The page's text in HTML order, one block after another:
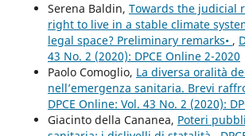
Serena Baldin, Towards the judicial
right to live in a stable climate
legal space? Preliminary remarks• ,
43 No. 2 (2020): DPCE Online 2-2020
Paolo Comoglio, La diversa oralità
nell’emergenza sanitaria. Brevi
DPCE Online: Vol. 43 No. 2 (2020):
Giacinto della Cananea, Poteri